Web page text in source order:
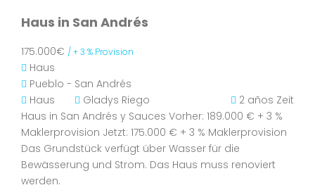
Haus in San Andrés
175.000€ / + 3 % Provision
Haus
Pueblo - San Andrés
Haus
Gladys Riego
2 años Zeit
Haus in San Andrés y Sauces Vorher: 189.000 € + 3 %
Maklerprovision Jetzt: 175.000 € + 3 % Maklerprovision
Das Grundstück verfügt über Wasser für die
Bewässerung und Strom. Das Haus muss renoviert
werden.